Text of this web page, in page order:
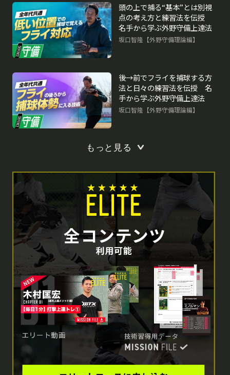
頭の上で捕る“基本”とは別視
点の考え方と練習法を伝授
名手から学ぶ外野守備上達法
坂口智隆【外野守備理論編】
後→前でフライを捕球する方
法と日々の練習法を伝授 名
手から学ぶ外野守備上達法
坂口智隆【外野守備理論編】
もっと見る